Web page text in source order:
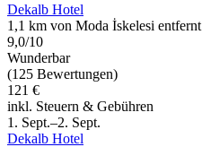
Dekalb Hotel
1,1 km von Moda İskelesi entfernt
9,0/10
Wunderbar
(125 Bewertungen)
121 €
inkl. Steuern & Gebühren
1. Sept.–2. Sept.
Dekalb Hotel